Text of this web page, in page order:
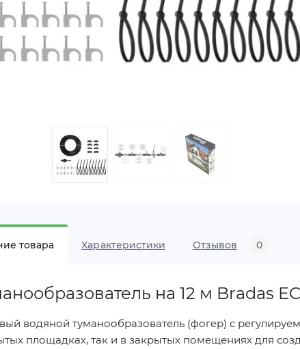
товара Характеристики Отзывов 0
на 12 м Bradas
водяной туманообразователь (фогер) с
площадках, так и в закрытых помещениях для